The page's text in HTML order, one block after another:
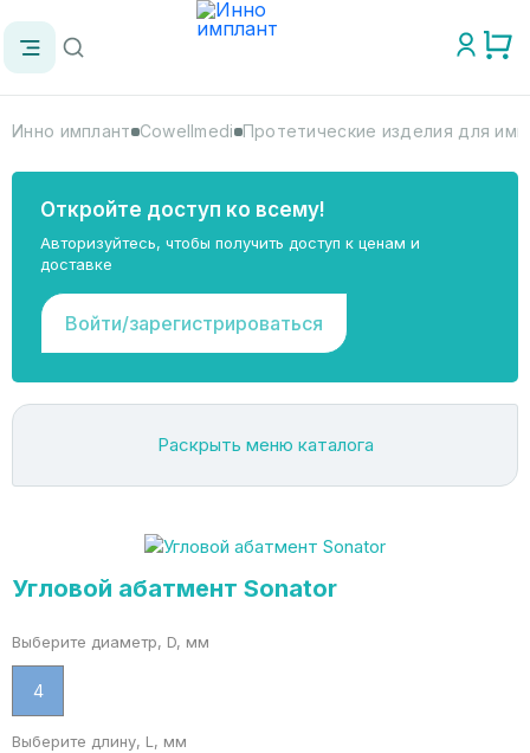
Инно имплант Cowellmedi Протетические изделия для
Откройте доступ ко всему!
Авторизуйтесь, чтобы получить доступ к ценам и
доставке
Войти/зарегистрироваться
Раскрыть меню каталога
Угловой абатмент Sonator
Выберите диаметр, D, мм
4
Выберите длину, L, мм